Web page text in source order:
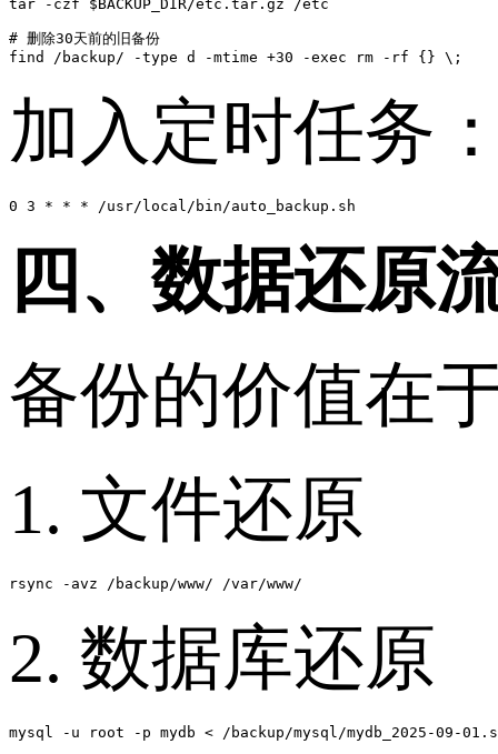
tar -czf $BACKUP_DIR/etc.tar.gz /etc
# 删除30天前的旧备份
加入定时任务
0 3 * * * /usr/local/bin/auto_backup.sh
四、数据还原
备份的价值在
1. 文件还原
rsync -avz /backup/www/ /var/www/
2. 数据库还原
mysql -u root -p mydb < /backup/mysql/mydb_2025-09-